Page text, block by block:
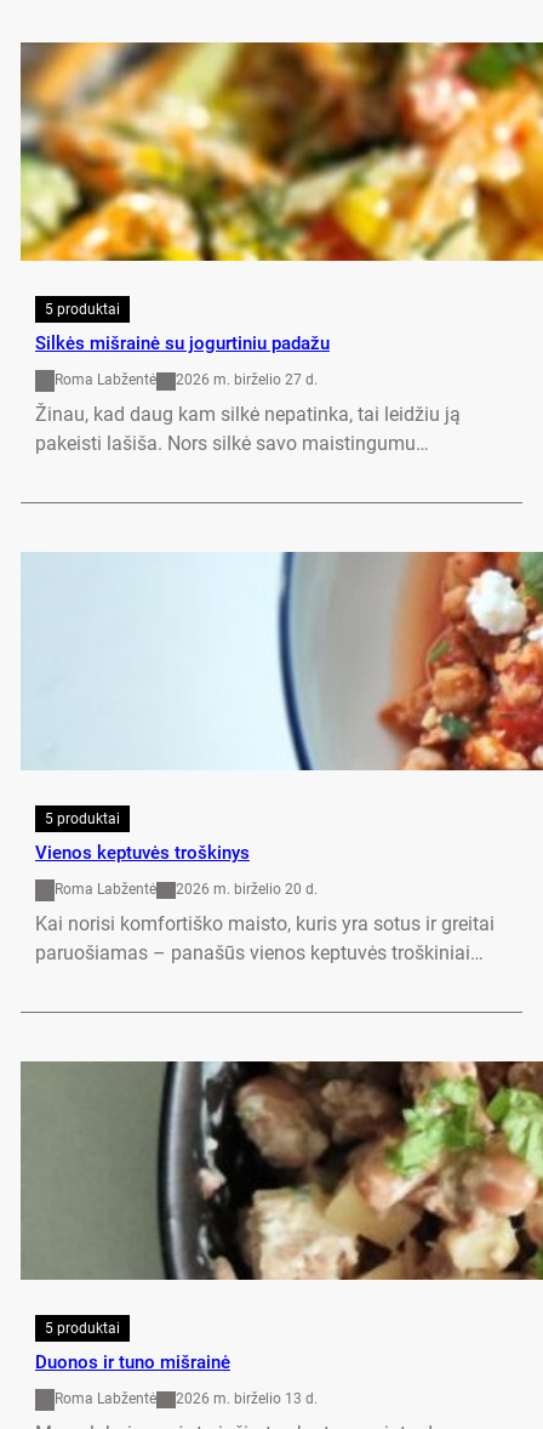
5 produktai
Silkės mišrainė su jogurtiniu padažu
Roma Labžentė 2026 m. birželio 27 d.
Žinau, kad daug kam silkė nepatinka, tai leidžiu ją
pakeisti lašiša. Nors silkė savo maistingumu…
5 produktai
Vienos keptuvės troškinys
Roma Labžentė 2026 m. birželio 20 d.
Kai norisi komfortiško maisto, kuris yra sotus ir greitai
paruošiamas – panašūs vienos keptuvės troškiniai…
5 produktai
Duonos ir tuno mišrainė
Roma Labžentė 2026 m. birželio 13 d.